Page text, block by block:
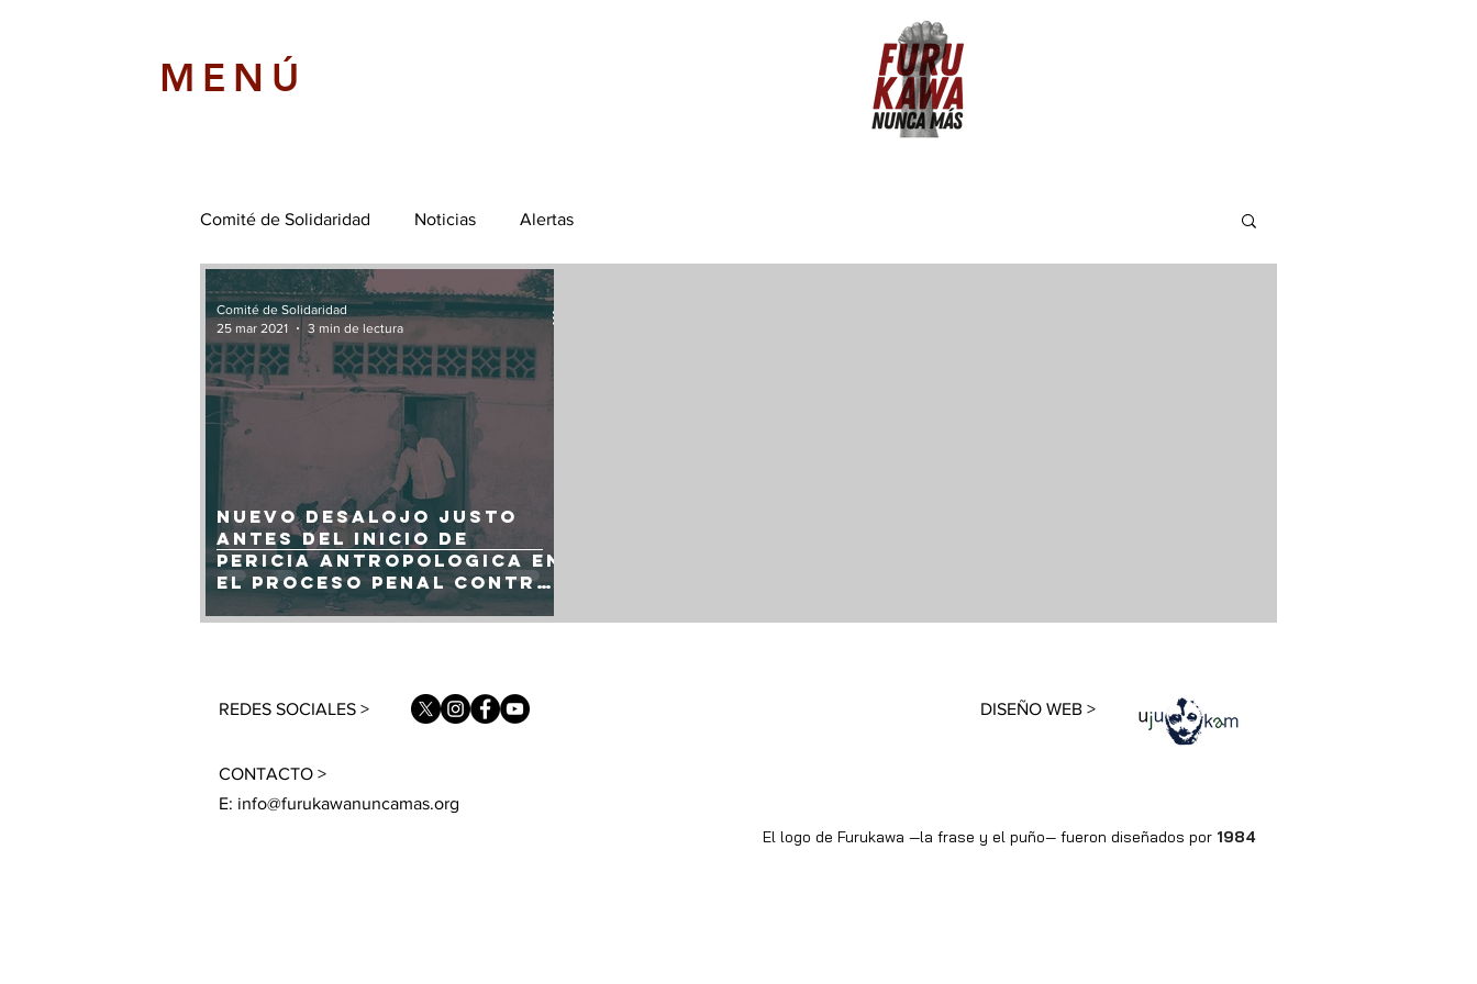
MENÚ
Comité de Solidaridad Noticias Alertas
Nuevo desalojo justo
antes del inicio de
pericia antropologica en
el proceso penal contra
Furukawa
Comité de Solidaridad
25 mar 2021
3 min de lectura
REDES SOCIALES > DISEÑO WEB >
CONTACTO >
E: info@furukawanuncamas.org
El logo de Furukawa —la frase y el puño— fueron diseñados por 1984